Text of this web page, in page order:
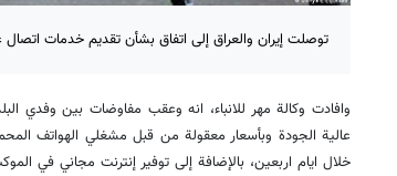
توصلت إيران والعراق إلى اتفاق بشأن تقديم خدمات اتصال
وافادت وكالة مهر للانباء، انه وعقب مفاوضات بين وفدي
عالية الجودة وبأسعار معقولة من قبل مشغلي الهواتف
خلال ايام اربعين، بالإضافة إلى توفير إنترنت مجاني في